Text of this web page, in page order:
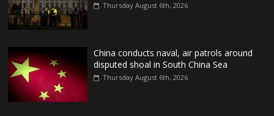
Thursday August 6th, 2026
China conducts naval, air patrols around
disputed shoal in South China Sea
Thursday August 6th, 2026